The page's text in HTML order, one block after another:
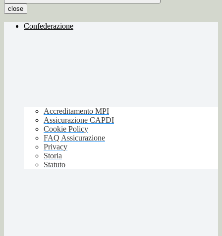
close
Confederazione
Accreditamento MPI
Assicurazione CAPDI
Cookie Policy
FAQ Assicurazione
Privacy
Storia
Statuto